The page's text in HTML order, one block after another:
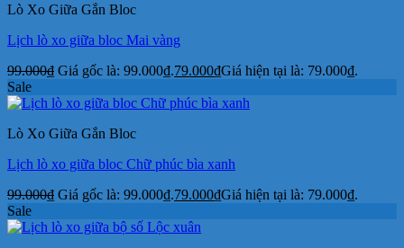
Lò Xo Giữa Gắn Bloc
Lịch lò xo giữa bloc Mai vàng
99.000₫ Giá gốc là: 99.000₫.79.000₫Giá hiện tại là: 79.000₫.
Sale
Lò Xo Giữa Gắn Bloc
Lịch lò xo giữa bloc Chữ phúc bìa xanh
99.000₫ Giá gốc là: 99.000₫.79.000₫Giá hiện tại là: 79.000₫.
Sale